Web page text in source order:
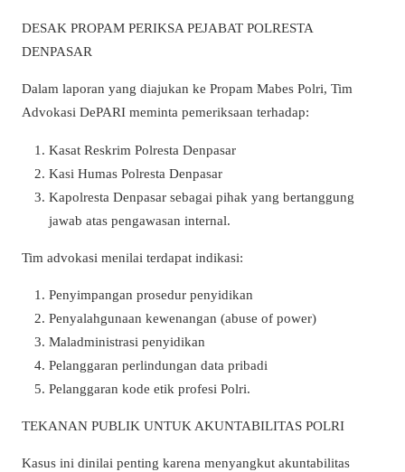
DESAK PROPAM PERIKSA PEJABAT POLRESTA
DENPASAR
Dalam laporan yang diajukan ke Propam Mabes Polri, Tim
Advokasi DePARI meminta pemeriksaan terhadap:
Kasat Reskrim Polresta Denpasar
Kasi Humas Polresta Denpasar
Kapolresta Denpasar sebagai pihak yang bertanggung
jawab atas pengawasan internal.
Tim advokasi menilai terdapat indikasi:
Penyimpangan prosedur penyidikan
Penyalahgunaan kewenangan (abuse of power)
Maladministrasi penyidikan
Pelanggaran perlindungan data pribadi
Pelanggaran kode etik profesi Polri.
TEKANAN PUBLIK UNTUK AKUNTABILITAS POLRI
Kasus ini dinilai penting karena menyangkut akuntabilitas